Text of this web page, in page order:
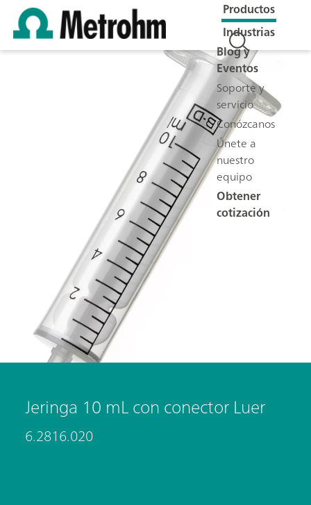
Productos
Industrias
Blog y
Eventos
Soporte y
servicio
Conózcanos
Únete a
nuestro
equipo
Obtener
cotización
Jeringa 10 mL con conector Luer
6.2816.020